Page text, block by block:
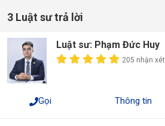
3 Luật sư trả lời
Luật sư: Phạm Đức Huy
205 nhận xét
Gọi Thông tin